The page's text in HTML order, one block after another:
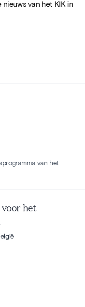
van het KIK in
van het
het